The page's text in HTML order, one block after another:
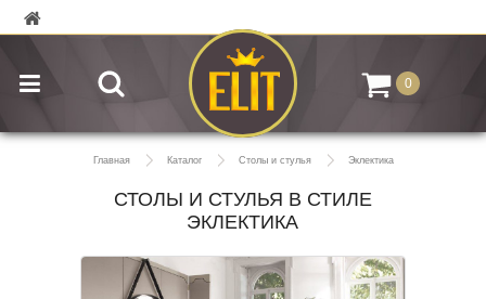
0
Главная Каталог Столы и стулья Эклектика
СТОЛЫ И СТУЛЬЯ В СТИЛЕ
ЭКЛЕКТИКА